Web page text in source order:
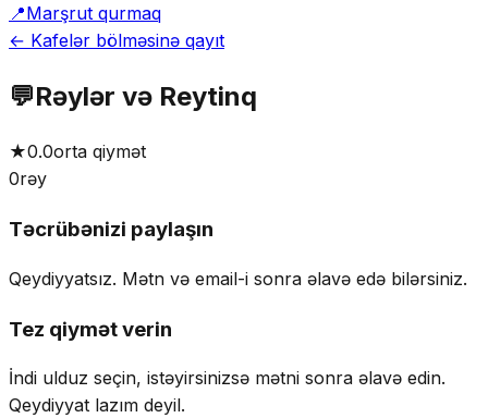
📍Marşrut qurmaq
← Kafelər bölməsinə qayıt
💬Rəylər və Reytinq
★0.0orta qiymət
0rəy
Təcrübənizi paylaşın
Qeydiyyatsız. Mətn və email-i sonra əlavə edə bilərsiniz.
Tez qiymət verin
İndi ulduz seçin, istəyirsinizsə mətni sonra əlavə edin.
Qeydiyyat lazım deyil.